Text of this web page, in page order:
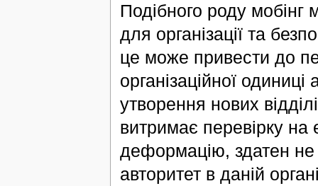
Подібного роду мобінг
для організації та
це може привести до
організаційної одиниці
утворення нових
витримає перевірку на
деформацію, здатен не
авторитет в даній